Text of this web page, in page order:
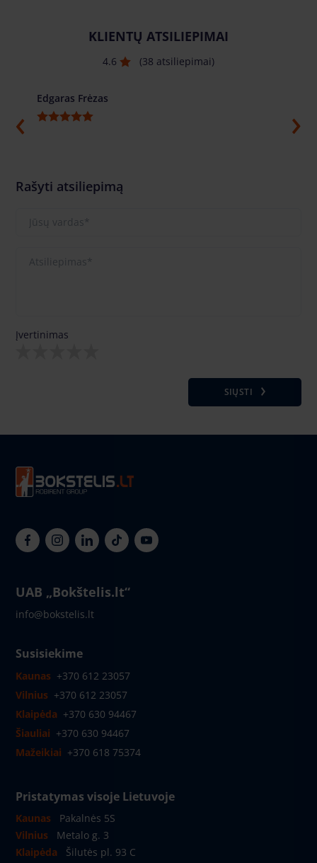
KLIENTŲ ATSILIEPIMAI
4.6 (38 atsiliepimai)
Edgaras Frėzas
Rašyti atsiliepimą
Įvertinimas
SIŲSTI
UAB „Bokštelis.lt“
info@bokstelis.lt
Susisiekime
Kaunas +370 612 23057
Vilnius +370 612 23057
Klaipėda +370 630 94467
Šiauliai +370 630 94467
Mažeikiai +370 618 75374
Pristatymas visoje Lietuvoje
Kaunas
Pakalnės 5S
Vilnius
Metalo g. 3
Klaipėda
Šilutės pl. 93 C